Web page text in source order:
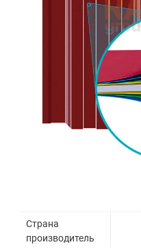
Страна
производитель